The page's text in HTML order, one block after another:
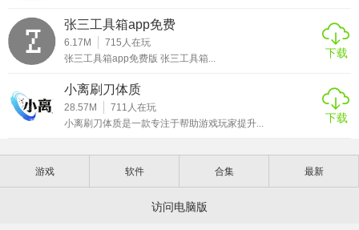
张三工具箱app免费
6.17M 715 人在玩
张三工具箱app免费版 张三工具箱...
下载
小离刷刀体质
28.57M 711 人在玩
小离刷刀体质是一款专注于帮助游戏玩家提升...
下载
游戏 软件 合集 最新
访问电脑版